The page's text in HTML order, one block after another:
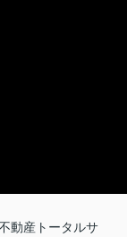
産トータルサ